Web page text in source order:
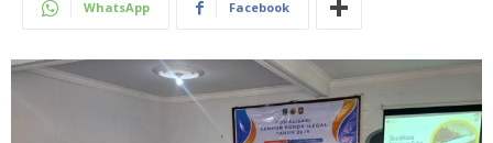
WhatsApp Facebook